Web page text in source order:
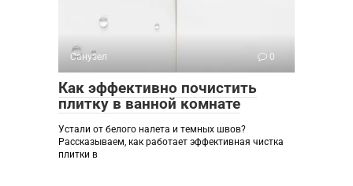
Санузел 0
Как эффективно почистить
плитку в ванной комнате
Устали от белого налета и темных швов?
Рассказываем, как работает эффективная чистка
плитки в